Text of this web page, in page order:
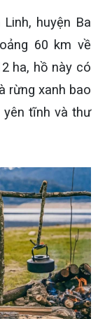
huyện Ba
60 km về
ha, hồ này có
rừng xanh bao
yên tĩnh và thư